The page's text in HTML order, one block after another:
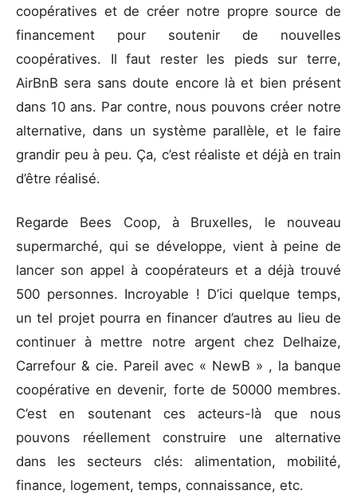
coopératives et de créer notre propre source de
financement pour soutenir de nouvelles
coopératives. Il faut rester les pieds sur terre,
AirBnB sera sans doute encore là et bien présent
dans 10 ans. Par contre, nous pouvons créer notre
alternative, dans un système parallèle, et le faire
grandir peu à peu. Ça, c’est réaliste et déjà en train
d’être réalisé.
Regarde Bees Coop, à Bruxelles, le nouveau
supermarché, qui se développe, vient à peine de
lancer son appel à coopérateurs et a déjà trouvé
500 personnes. Incroyable ! D’ici quelque temps,
un tel projet pourra en financer d’autres au lieu de
continuer à mettre notre argent chez Delhaize,
Carrefour & cie. Pareil avec « NewB » , la banque
coopérative en devenir, forte de 50000 membres.
C’est en soutenant ces acteurs-là que nous
pouvons réellement construire une alternative
dans les secteurs clés: alimentation, mobilité,
finance, logement, temps, connaissance, etc.